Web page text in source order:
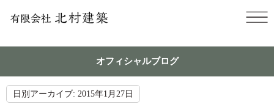
オフィシャルブログ
日別アーカイブ: 2015年1月27日